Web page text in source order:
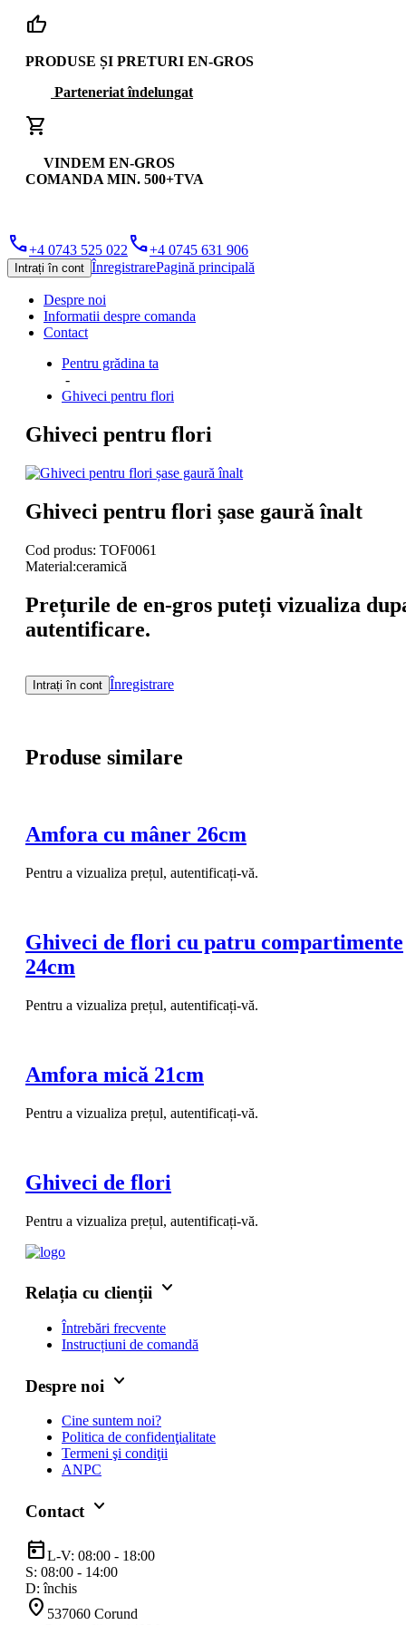
thumb_up
PRODUSE ȘI PRETURI EN-GROS
Parteneriat îndelungat
shopping_cart
VINDEM EN-GROS
COMANDA MIN. 500+TVA
phone+4 0743 525 022 phone+4 0745 631 906
Intrați în cont ÎnregistrarePagină principală
Despre noi
Informatii despre comanda
Contact
Pentru grădina ta
-
Ghiveci pentru flori
Ghiveci pentru flori
Ghiveci pentru flori șase gaură înalt
Cod produs: TOF0061
Material:ceramică
Prețurile de en-gros puteți vizualiza
autentificare.
Intrați în cont Înregistrare
Produse similare
Amfora cu mâner 26cm
Pentru a vizualiza prețul, autentificați-vă.
Ghiveci de flori cu patru compartimente
24cm
Pentru a vizualiza prețul, autentificați-vă.
Amfora mică 21cm
Pentru a vizualiza prețul, autentificați-vă.
Ghiveci de flori
Pentru a vizualiza prețul, autentificați-vă.
Relația cu clienții keyboard_arrow_down
Întrebări frecvente
Instrucțiuni de comandă
Despre noi keyboard_arrow_down
Cine suntem noi?
Politica de confidenţialitate
Termeni şi condiţii
ANPC
Contact keyboard_arrow_down
todayL-V: 08:00 - 18:00
S: 08:00 - 14:00
D: închis
location_on 537060 Corund